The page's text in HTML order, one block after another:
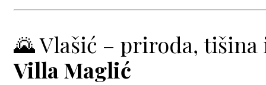
🌄 Vlašić – priroda, tišina
Villa Maglić